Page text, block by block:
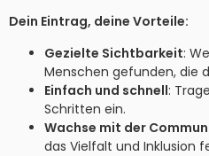
Dein Eintrag, deine Vorteile:
Gezielte Sichtbarkeit:
Menschen gefunden, die
Einfach und schnell:
Schritten ein.
Wachse mit der
das Vielfalt und Inklusion